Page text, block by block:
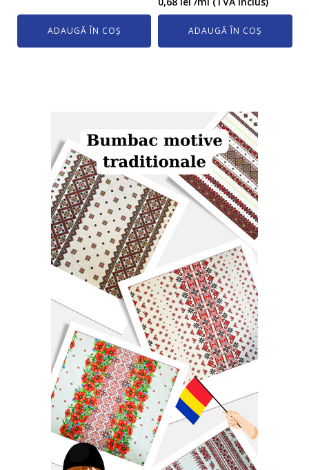
ADAUGĂ ÎN COȘ ADAUGĂ ÎN COȘ